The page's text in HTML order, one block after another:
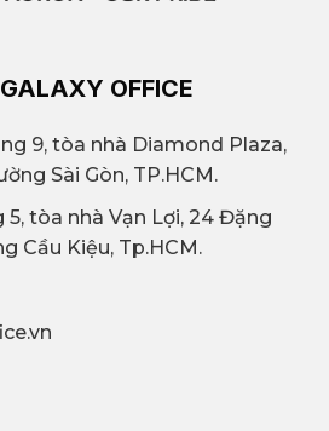
OFFICE
9, tòa nhà Diamond Plaza,
Sài Gòn, TP.HCM.
5, tòa nhà Vạn Lợi, 24 Đặng
Cầu Kiệu, Tp.HCM.